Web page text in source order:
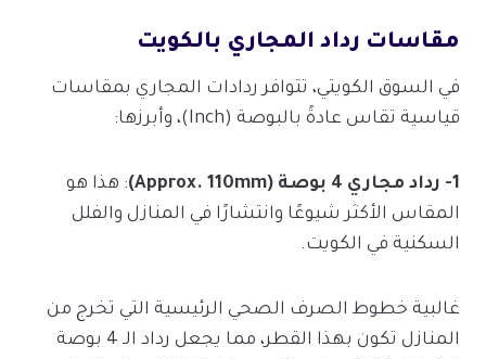
مقاسات رداد المجاري بالكويت
في السوق الكويتي، تتوافر ردادات المجاري بمقاسات
قياسية تقاس عادةً بالبوصة (Inch)، وأبرزها:
1- رداد مجاري 4 بوصة (Approx. 110mm)
: هذا هو
المقاس الأكثر شيوعًا وانتشارًا في المنازل والفلل
السكنية في الكويت.
غالبية خطوط الصرف الصحي الرئيسية التي تخرج من
المنازل تكون بهذا القطر، مما يجعل رداد الـ 4 بوصة